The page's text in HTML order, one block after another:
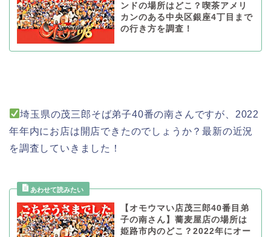
ンドの場所はどこ？喫茶アメリ
カンのある中央区銀座4丁目まで
の行き方を調査！
埼玉県の茂三郎そば弟子40番の南さんですが、2022
年年内にお店は開店できたのでしょうか？最新の近況
を調査していきました！
【オモウマい店茂三郎40番目弟
子の南さん】蕎麦屋店の場所は
姫路市内のどこ？2022年にオー